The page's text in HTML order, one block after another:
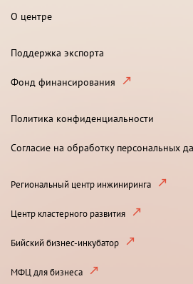
О центре
Поддержка экспорта
Фонд финансирования
Политика конфиденциальности
Согласие на обработку персональных
Региональный центр инжиниринга
Центр кластерного развития
Бийский бизнес-инкубатор
МФЦ для бизнеса